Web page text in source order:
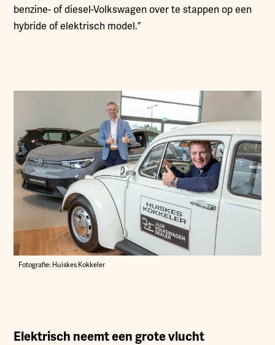
benzine- of diesel-Volkswagen over te stappen op een
hybride of elektrisch model.”
Fotografie: Huiskes Kokkeler
Elektrisch neemt een grote vlucht